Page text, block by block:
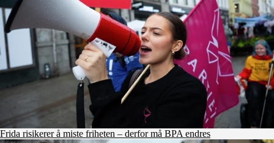
Frida risikerer å miste friheten – derfor må BPA endres